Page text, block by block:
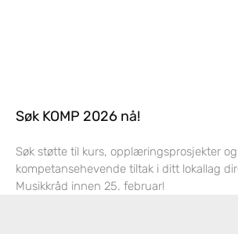
Søk KOMP 2026 nå!
Søk støtte til kurs, opplæringsprosjekter
kompetansehevende tiltak i ditt lokallag
Musikkråd innen 25. februar!